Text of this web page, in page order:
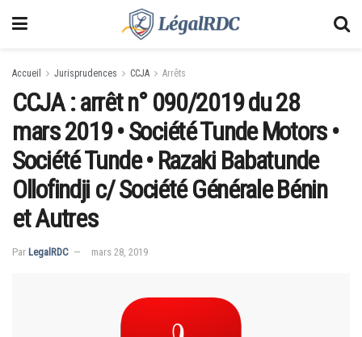
Accueil Jurisprudences CCJA Arrêts
CCJA : arrêt n° 090/2019 du 28
mars 2019 • Société Tunde Motors •
Société Tunde • Razaki Babatunde
Ollofindji c/ Société Générale Bénin
et Autres
Par LegalRDC mars 28, 2019